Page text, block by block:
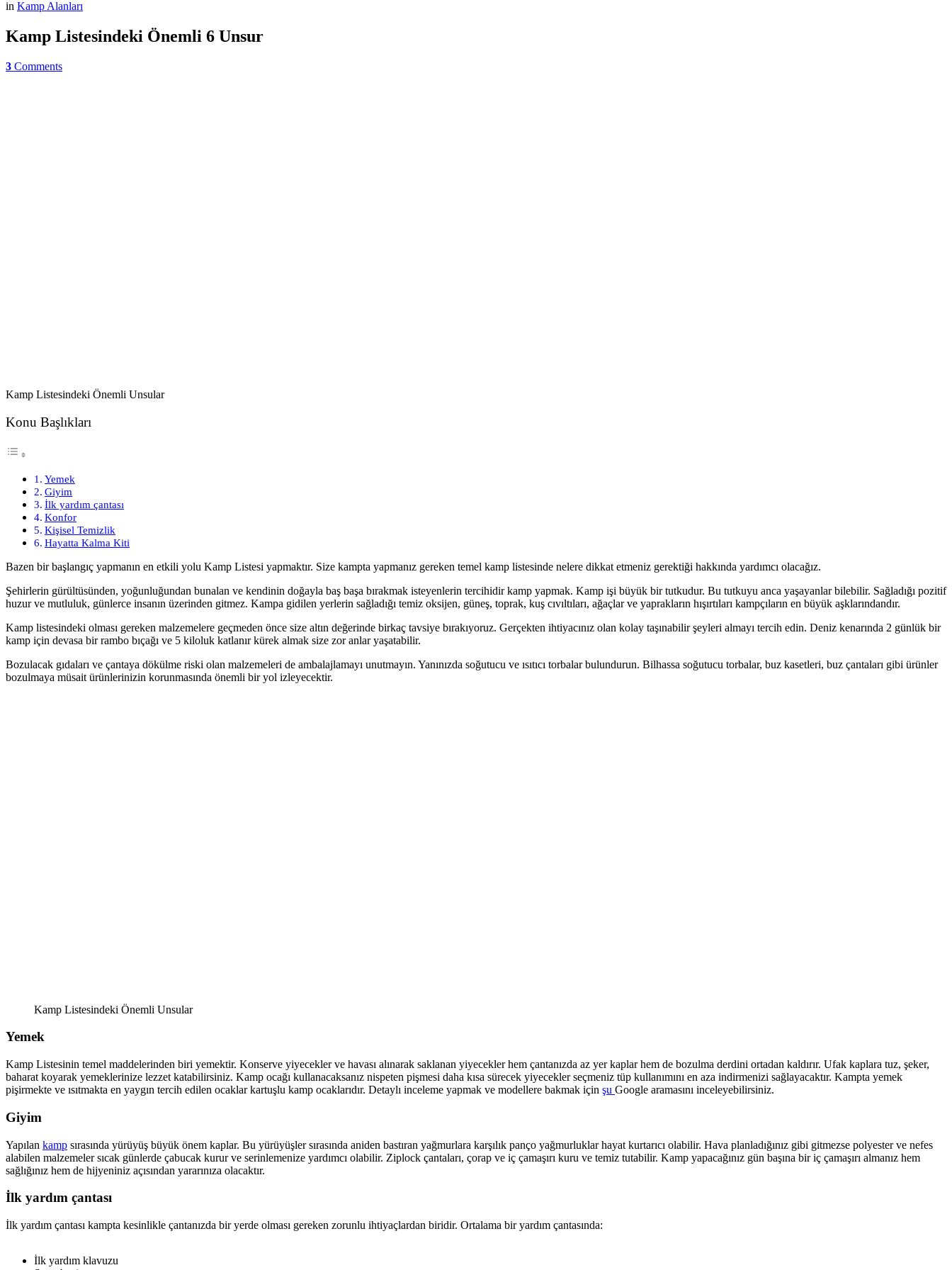
in Kamp Alanları
Kamp Listesindeki Önemli 6 Unsur
3 Comments
Kamp Listesindeki Önemli Unsular
Konu Başlıkları
Yemek
Giyim
İlk yardım çantası
Konfor
Kişisel Temizlik
Hayatta Kalma Kiti
Bazen bir başlangıç yapmanın en etkili yolu Kamp Listesi yapmaktır. Size kampta yapmanız gereken temel kamp listesinde nelere dikkat etmeniz gerektiği hakkında yardımcı olacağız.
Şehirlerin gürültüsünden, yoğunluğundan bunalan ve kendinin doğayla baş başa bırakmak isteyenlerin tercihidir kamp yapmak. Kamp işi büyük bir tutkudur. Bu tutkuyu anca yaşayanlar bilebilir. Sağladığı pozitif
huzur ve mutluluk, günlerce insanın üzerinden gitmez. Kampa gidilen yerlerin sağladığı temiz oksijen, güneş, toprak, kuş cıvıltıları, ağaçlar ve yaprakların hışırtıları kampçıların en büyük aşklarındandır.
Kamp listesindeki olması gereken malzemelere geçmeden önce size altın değerinde birkaç tavsiye bırakıyoruz. Gerçekten ihtiyacınız olan kolay taşınabilir şeyleri almayı tercih edin. Deniz kenarında 2 günlük bir
kamp için devasa bir rambo bıçağı ve 5 kiloluk katlanır kürek almak size zor anlar yaşatabilir.
Bozulacak gıdaları ve çantaya dökülme riski olan malzemeleri de ambalajlamayı unutmayın. Yanınızda soğutucu ve ısıtıcı torbalar bulundurun. Bilhassa soğutucu torbalar, buz kasetleri, buz çantaları gibi ürünler
bozulmaya müsait ürünlerinizin korunmasında önemli bir yol izleyecektir.
Kamp Listesindeki Önemli Unsular
Yemek
Kamp Listesinin temel maddelerinden biri yemektir. Konserve yiyecekler ve havası alınarak saklanan yiyecekler hem çantanızda az yer kaplar hem de bozulma derdini ortadan kaldırır. Ufak kaplara tuz, şeker,
baharat koyarak yemeklerinize lezzet katabilirsiniz. Kamp ocağı kullanacaksanız nispeten pişmesi daha kısa sürecek yiyecekler seçmeniz tüp kullanımını en aza indirmenizi sağlayacaktır. Kampta yemek
pişirmekte ve ısıtmakta en yaygın tercih edilen ocaklar kartuşlu kamp ocaklarıdır. Detaylı inceleme yapmak ve modellere bakmak için şu Google aramasını inceleyebilirsiniz.
Giyim
Yapılan kamp sırasında yürüyüş büyük önem kaplar. Bu yürüyüşler sırasında aniden bastıran yağmurlara karşılık panço yağmurluklar hayat kurtarıcı olabilir. Hava planladığınız gibi gitmezse polyester ve nefes
alabilen malzemeler sıcak günlerde çabucak kurur ve serinlemenize yardımcı olabilir. Ziplock çantaları, çorap ve iç çamaşırı kuru ve temiz tutabilir. Kamp yapacağınız gün başına bir iç çamaşırı almanız hem
sağlığınız hem de hijyeniniz açısından yararınıza olacaktır.
İlk yardım çantası
İlk yardım çantası kampta kesinlikle çantanızda bir yerde olması gereken zorunlu ihtiyaçlardan biridir. Ortalama bir yardım çantasında:
İlk yardım klavuzu